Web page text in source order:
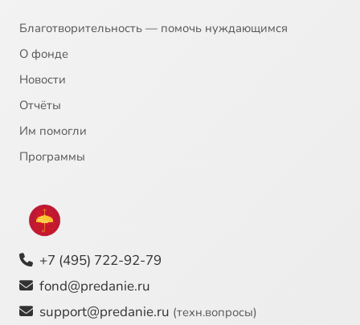
Благотворительность — помочь нуждающимся
О фонде
Новости
Отчёты
Им помогли
Программы
+7 (495) 722-92-79
fond@predanie.ru
support@predanie.ru (техн.вопросы)